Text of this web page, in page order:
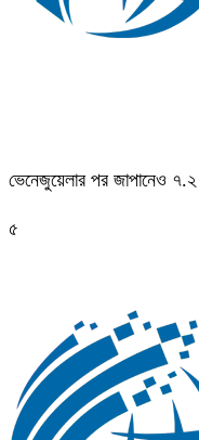
ভেনেজুয়েলার পর জাপানেও
৫